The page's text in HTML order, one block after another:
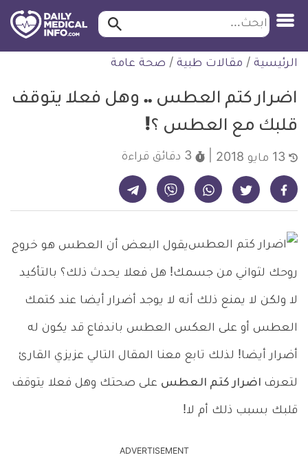
التخطي
للمحتوى
ابحث ابحث…
الرئيسية / مقالات طبية / صحة عامة
اضرار كتم العطس .. وهل فعلا يتوقف
قلبك مع العطس ؟!
3 دقائق قراءة
شارك على فيسبوك - ديلي ميديكال انفو شارك على تويتر - ديلي ميديكال انفو شارك على واتساب - ديلي ميديكال انفو شارك على فايبر - ديلي ميديكال انفو شارك على تيليجرام - ديلي ميديكال انفو
يقول البعض أن العطس هو خروج
روحك لثواني من جسمك! هل فعلا يحدث ذلك؟ بالتأكيد
لا ولكن لا يمنع ذلك أنه لا يوجد أضرار أيضا عند كتمك
العطس أو على العكس العطس باندفاع قد يكون له
أضرار أيضا! لذلك تابع معنا المقال التالي عزيزي القارئ
لتعرف اضرار كتم العطس على صحتك وهل فعلا يتوقف
قلبك بسبب ذلك أم لا!
ADVERTISEMENT